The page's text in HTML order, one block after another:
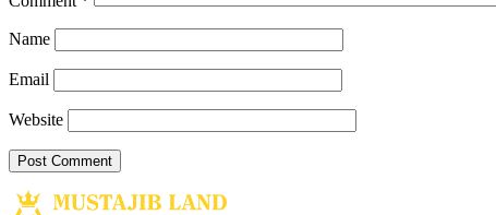
Name
Email
Website